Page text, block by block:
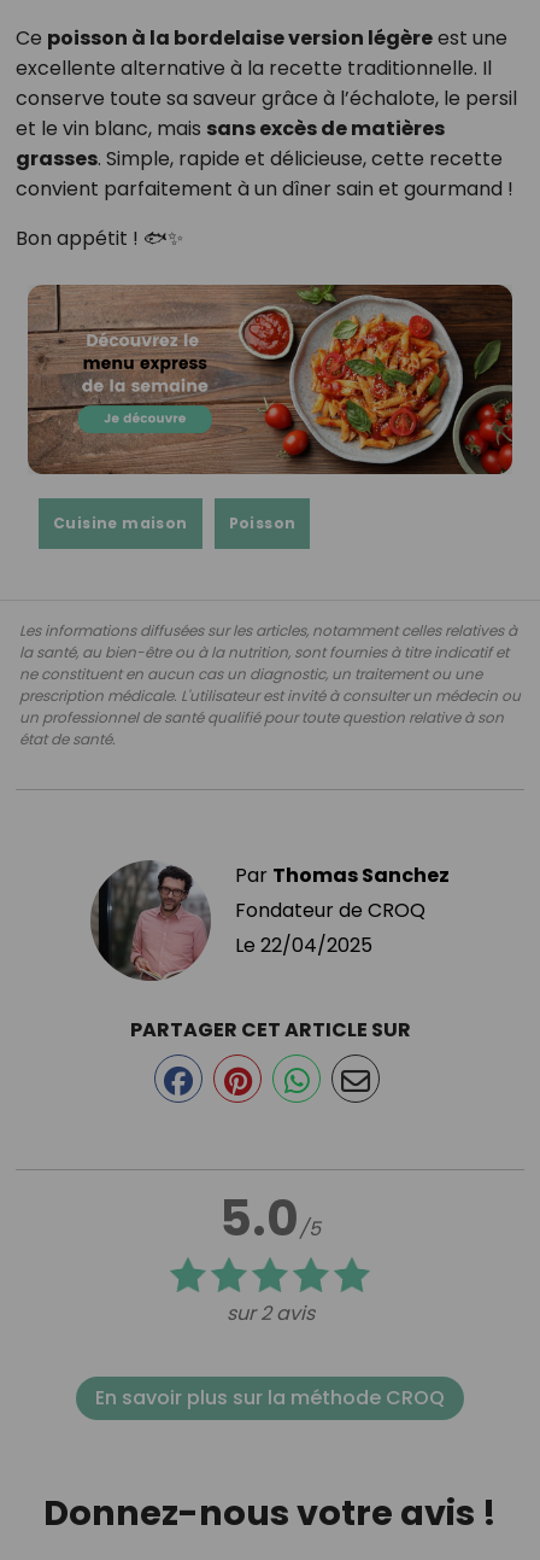
Ce poisson à la bordelaise version légèreest une
excellente alternative à la recette traditionnelle. Il
conserve toute sa saveur grâce à l’échalote, le persil
et le vin blanc, mais sans excès de matières
grasses. Simple, rapide et délicieuse, cette recette
convient parfaitement à un dîner sain et gourmand !
Bon appétit ! 🐟✨
Cuisine maison Poisson
Les informations diffusées sur les articles, notamment celles relatives à
la santé, au bien-être ou à la nutrition, sont fournies à titre indicatif et
ne constituent en aucun cas un diagnostic, un traitement ou une
prescription médicale. L'utilisateur est invité à consulter un médecin ou
un professionnel de santé qualifié pour toute question relative à son
état de santé.
Par Thomas Sanchez
Fondateur de CROQ
Le 22/04/2025
5.0/5
sur 2 avis
PARTAGER CET ARTICLE SUR
En savoir plus sur la méthode CROQ
Donnez-nous votre avis !